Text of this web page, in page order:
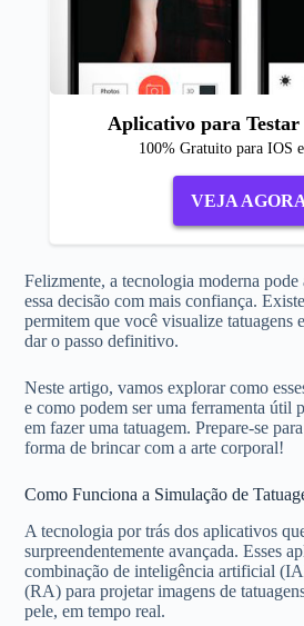
Aplicativo para Testar
100% Gratuito para IOS
VEJA
Felizmente, a tecnologia moderna
essa decisão com mais confiança.
permitem que você visualize tatuagens
dar o passo definitivo.
Neste artigo, vamos explorar como
e como podem ser uma ferramenta útil
em fazer uma tatuagem. Prepare-se
forma de brincar com a arte corporal!
Como Funciona a Simulação de
A tecnologia por trás dos aplicativos
surpreendentemente avançada. Esses
combinação de inteligência artificial
(RA) para projetar imagens de
pele, em tempo real.